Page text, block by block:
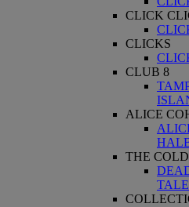
CLICK
CLICKS
CLUB 8
ALICE
THE